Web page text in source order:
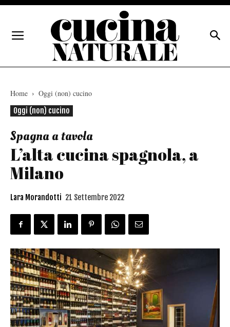
Home
Oggi (non) cucino
Oggi (non) cucino
Spagna a tavola
L’alta cucina spagnola, a
Milano
Lara Morandotti 21 Settembre 2022